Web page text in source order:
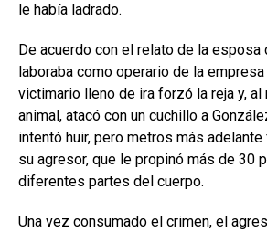
le había ladrado.
De acuerdo con el relato de la esposa
laboraba como operario de la
victimario lleno de ira forzó la reja y, al
animal, atacó con un cuchillo a
intentó huir, pero metros más
su agresor, que le propinó más de 30
diferentes partes del cuerpo.
Una vez consumado el crimen, el